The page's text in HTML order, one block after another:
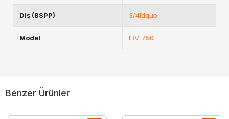
Diş (BSPP) 3/4ldquo
Model IBV-750
Benzer Ürünler